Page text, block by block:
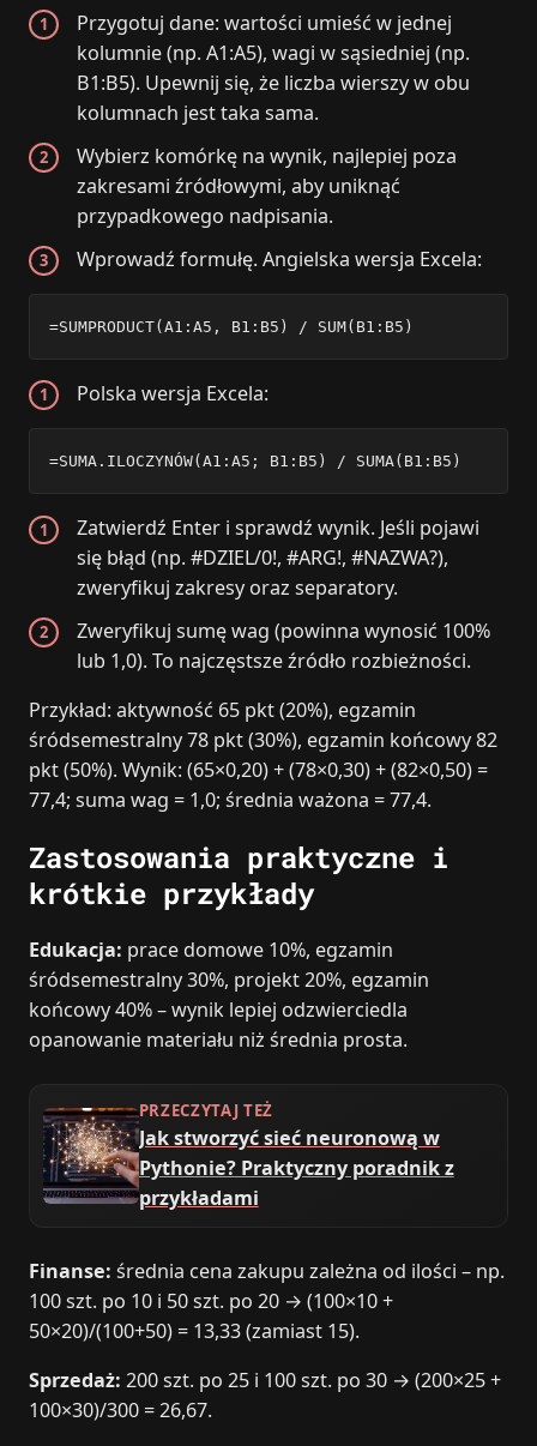
Przygotuj dane: wartości umieść w jednej
kolumnie (np. A1:A5), wagi w sąsiedniej (np.
B1:B5). Upewnij się, że liczba wierszy w obu
kolumnach jest taka sama.
Wybierz komórkę na wynik, najlepiej poza
zakresami źródłowymi, aby uniknąć
przypadkowego nadpisania.
Wprowadź formułę. Angielska wersja Excela:
=SUMPRODUCT(A1:A5, B1:B5) / SUM(B1:B5)
Polska wersja Excela:
=SUMA.ILOCZYNÓW(A1:A5; B1:B5) / SUMA(B1:B5)
Zatwierdź Enter i sprawdź wynik. Jeśli pojawi
się błąd (np. #DZIEL/0!, #ARG!, #NAZWA?),
zweryfikuj zakresy oraz separatory.
Zweryfikuj sumę wag (powinna wynosić 100%
lub 1,0). To najczęstsze źródło rozbieżności.
Przykład: aktywność 65 pkt (20%), egzamin
śródsemestralny 78 pkt (30%), egzamin końcowy 82
pkt (50%). Wynik: (65×0,20) + (78×0,30) + (82×0,50) =
77,4; suma wag = 1,0; średnia ważona = 77,4.
Zastosowania praktyczne i
krótkie przykłady
Edukacja: prace domowe 10%, egzamin
śródsemestralny 30%, projekt 20%, egzamin
końcowy 40% – wynik lepiej odzwierciedla
opanowanie materiału niż średnia prosta.
PRZECZYTAJ TEŻ
Jak stworzyć sieć neuronową w
Pythonie? Praktyczny poradnik z
przykładami
Finanse: średnia cena zakupu zależna od ilości – np.
100 szt. po 10 i 50 szt. po 20 → (100×10 +
50×20)/(100+50) = 13,33 (zamiast 15).
Sprzedaż: 200 szt. po 25 i 100 szt. po 30 → (200×25 +
100×30)/300 = 26,67.